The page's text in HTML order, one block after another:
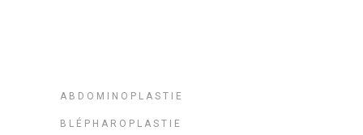
ABDOMINOPLASTIE
BLÉPHAROPLASTIE